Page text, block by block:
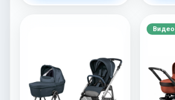
Видео